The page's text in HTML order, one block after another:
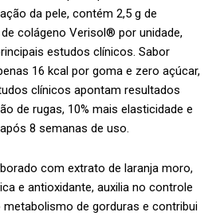
da pele, contém 2,5 g de
colágeno Verisol® por unidade,
estudos clínicos. Sabor
16 kcal por goma e zero açúcar,
clínicos apontam resultados
de rugas, 10% mais elasticidade e
8 semanas de uso.
com extrato de laranja moro,
e antioxidante, auxilia no controle
de gorduras e contribui